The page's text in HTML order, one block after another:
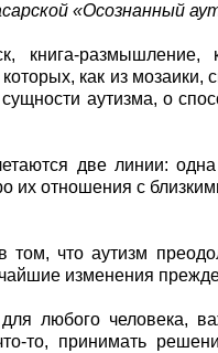
«Осознанный
книга-
как из
аутизма, о
две линии:
их отношения с
том, что аутизм
изменения
любого человека,
то, принимать